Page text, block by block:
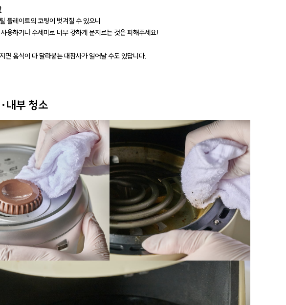
플레이트의 코팅이 벗겨질 수 있으니
용하거나 수세미로 너무 강하게 문지르는 것은 피해주세요!
면 음식이 다 달라붙는 대참사가 일어날 수도 있답니다.
내부 청소